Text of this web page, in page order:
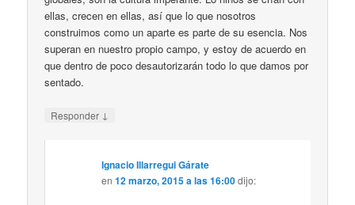
ellas, crecen en ellas, así que lo que nosotros
construimos como un aparte es parte de su esencia. Nos
superan en nuestro propio campo, y estoy de acuerdo en
que dentro de poco desautorizarán todo lo que damos por
sentado.
Responder ↓
Ignacio Illarregui Gárate
en12 marzo, 2015 a las 16:00dijo: